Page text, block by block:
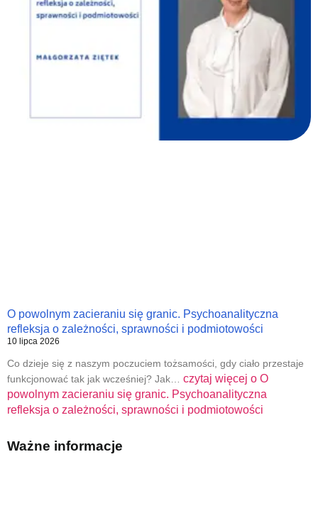
O powolnym zacieraniu się granic. Psychoanalityczna
refleksja o zależności, sprawności i podmiotowości
10 lipca 2026
Co dzieje się z naszym poczuciem tożsamości, gdy ciało przestaje
funkcjonować tak jak wcześniej? Jak… czytaj więcej o O
powolnym zacieraniu się granic. Psychoanalityczna
refleksja o zależności, sprawności i podmiotowości
Ważne informacje